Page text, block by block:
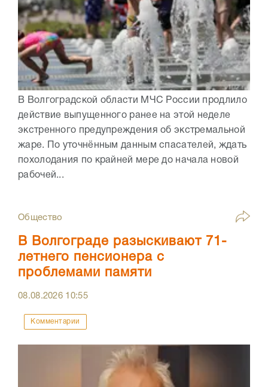
В Волгоградской области МЧС России продлило
действие выпущенного ранее на этой неделе
экстренного предупреждения об экстремальной
жаре. По уточнённым данным спасателей, ждать
похолодания по крайней мере до начала новой
рабочей...
Общество
В Волгограде разыскивают 71-
летнего пенсионера с
проблемами памяти
08.08.2026 10:55
Комментарии